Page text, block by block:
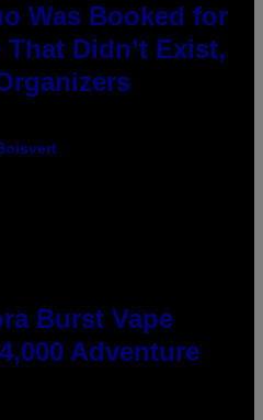
Was Booked for
Didn’t Exist,
Burst Vape
Adventure